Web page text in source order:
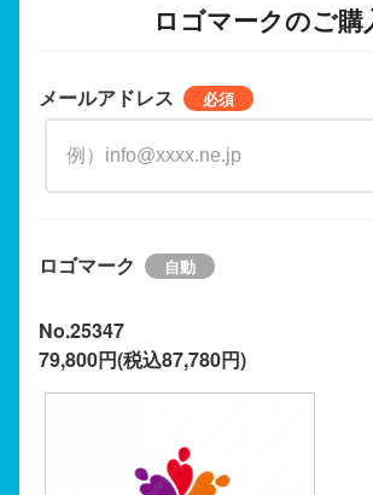
ロゴマークのご購
メールアドレス
ロゴマーク
No.25347
79,800円(税込87,780円)